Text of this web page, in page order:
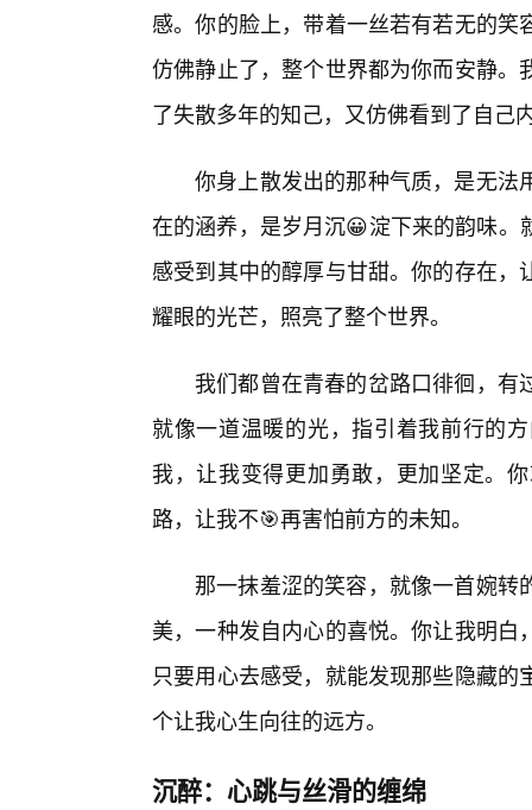
感。你的脸上，带着一丝若有若无的
仿佛静止了，整个世界都为你而安静
了失散多年的知己，又仿佛看到了自己
你身上散发出的那种气质，是无法
在的涵养，是岁月沉😀淀下来的韵味
感受到其中的醇厚与甘甜。你的存在
耀眼的光芒，照亮了整个世界。
我们都曾在青春的岔路口徘徊，
就像一道温暖的光，指引着我前行的
我，让我变得更加勇敢，更加坚定。
路，让我不🎯再害怕前方的未知。
那一抹羞涩的笑容，就像一首婉
美，一种发自内心的喜悦。你让我明
只要用心去感受，就能发现那些隐藏
个让我心生向往的远方。
沉醉：心跳与丝滑的缠绵